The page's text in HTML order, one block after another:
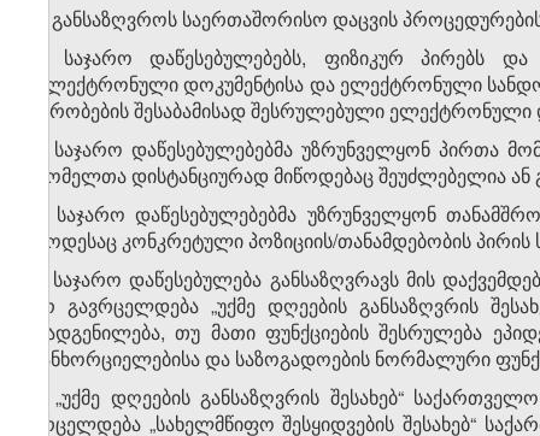
გ) განსაზღვროს საერთაშორისო დაცვის
3. საჯარო დაწესებულებებს, ფიზიკურ პირებს
„ელექტრონული დოკუმენტისა და ელექტრონული სანდო
პირობების შესაბამისად შესრულებული
4. საჯარო დაწესებულებებმა უზრუნველყონ პირთა
რომელთა დისტანციურად მიწოდებაც შეუძლებელია
5. საჯარო დაწესებულებებმა უზრუნველყონ
როდესაც კონკრეტული პოზიციის/თანამდებობის
6. საჯარო დაწესებულება განსაზღვრავს მის
არ გავრცელდება „უქმე დღეების განსაზღვრის
დადგენილება, თუ მათი ფუნქციების შესრულება
განხორციელებისა და საზოგადოების ნორმალური
7. „უქმე დღეების განსაზღვრის შესახებ“
ვრცელდება „სახელმწიფო შესყიდვების შესახებ“